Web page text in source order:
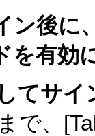
ン後に
を有効
てサイ
で、